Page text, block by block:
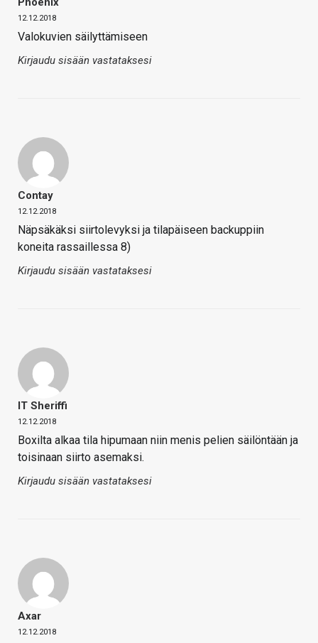
12.12.2018
Valokuvien säilyttämiseen
Kirjaudu sisään vastataksesi
Contay
12.12.2018
Näpsäkäksi siirtolevyksi ja tilapäiseen backuppiin
koneita rassaillessa 8)
Kirjaudu sisään vastataksesi
IT Sheriffi
12.12.2018
Boxilta alkaa tila hipumaan niin menis pelien säilöntään ja
toisinaan siirto asemaksi.
Kirjaudu sisään vastataksesi
Axar
12.12.2018